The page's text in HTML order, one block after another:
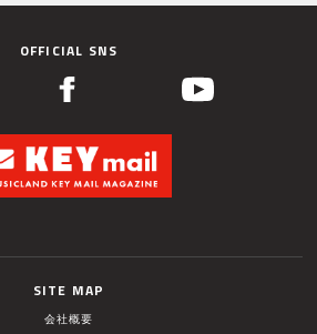
OFFICIAL SNS
SITE MAP
会社概要